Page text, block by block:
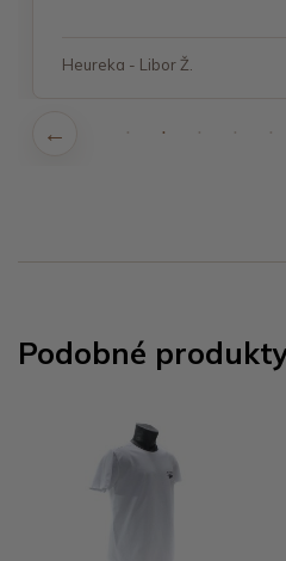
Heureka - Libor Ž.
Podobné